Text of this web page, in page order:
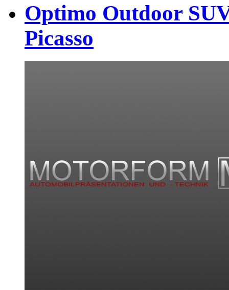
Optimo Outdoor
Picasso